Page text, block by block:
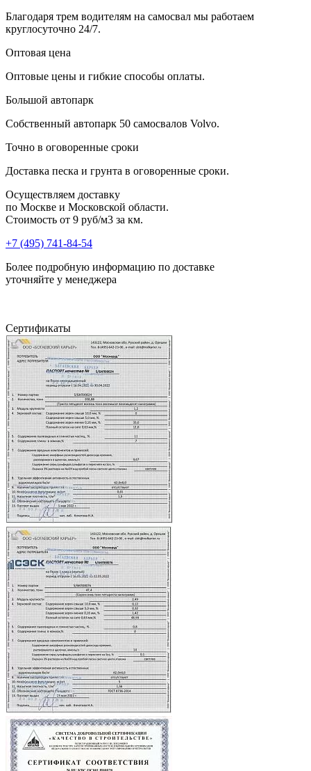
Благодаря трем водителям на самосвал мы работаем
круглосуточно 24/7.
Оптовая цена
Оптовые цены и гибкие способы оплаты.
Большой автопарк
Собственный автопарк 50 самосвалов Volvo.
Точно в оговоренные сроки
Доставка песка и грунта в оговоренные сроки.
Осуществляем доставку
по Москве и Московской области.
Стоимость от 9 руб/м3 за км.
+7 (495) 741-84-54
Более подробную информацию по доставке
уточняйте у менеджера
Сертификаты